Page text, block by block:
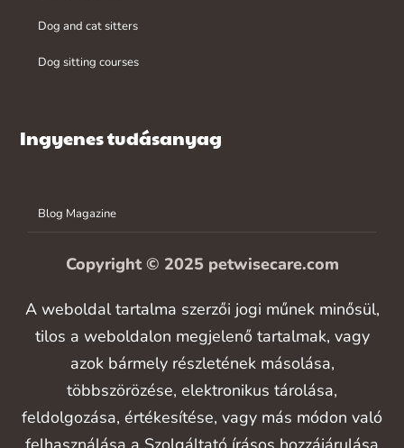
Dog and cat sitters
Dog sitting courses
Ingyenes tudásanyag
Blog Magazine
Copyright © 2025 petwisecare.com
A weboldal tartalma szerzői jogi műnek minősül,
tilos a weboldalon megjelenő tartalmak, vagy
azok bármely részletének másolása,
többszörözése, elektronikus tárolása,
feldolgozása, értékesítése, vagy más módon való